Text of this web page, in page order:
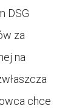
DSG
za
na
chce